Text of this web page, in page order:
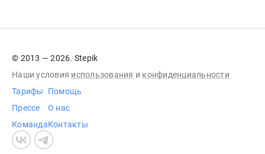
© 2013 — 2026. Stepik
Наши условия использования и конфиденциальности
Тарифы
Прессе
Команда
Помощь
О нас
Контакты